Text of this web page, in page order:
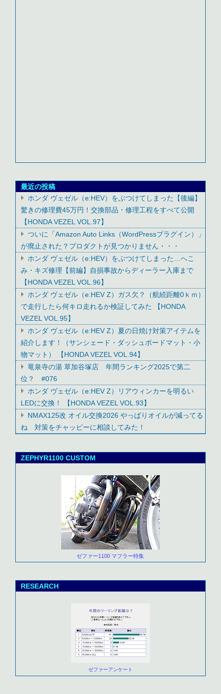
最近の投稿
ホンダ ヴェゼル（e:HEV）をぶつけてしまった【後編】
驚きの修理費45万円！交換部品・修理工程をすべて公開
【HONDA VEZEL VOL.97】
ついに「Amazon Auto Links（WordPressプラグイン）」
が廃止された？プロダクトが見つかりません・・・
ホンダ ヴェゼル（e:HEV）をぶつけてしまった…へこ
み・キズ修理【前編】自損事故からディーラー入庫まで
【HONDA VEZEL VOL.96】
ホンダ ヴェゼル（e:HEV Z）ガス欠？（航続距離0ｋｍ）
で走行したら何キロ走れるか検証してみた 【HONDA
VEZEL VOL.95】
ホンダ ヴェゼル（e:HEV Z）夏の日焼け対策アイテムを
紹介します！（サンシェード・ダッシュボードマット・小
物マット） 【HONDA VEZEL VOL.94】
竜泉寺の湯 草加谷塚店 年間ランキング2025で第二
位？ #076
ホンダ ヴェゼル（e:HEV Z）リアウィンカーを明るい
LEDに交換！ 【HONDA VEZEL VOL.93】
NMAX125改 オイル交換2026 やっぱりオイルが減ってる
ね 対策をチャッピーに相談してみた！
ZEPHYR1100 CUSTOM
ゼファー1100 マフラー特集
RESEARCH
ゼファーアンケート